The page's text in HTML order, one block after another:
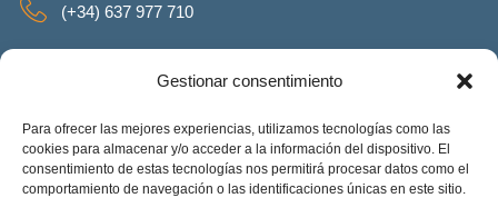
Gestionar consentimiento
Para ofrecer las mejores experiencias, utilizamos tecnologías como las
cookies para almacenar y/o acceder a la información del dispositivo. El
consentimiento de estas tecnologías nos permitirá procesar datos como el
comportamiento de navegación o las identificaciones únicas en este sitio.
(+34) 637 977 710
REDES SOCIALES